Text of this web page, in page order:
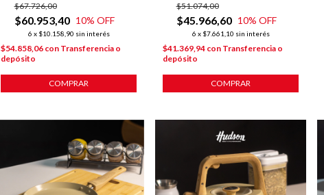
$60.953,40
$67.726,00
10% OFF
6 x $10.158,90 sin interés
$54.858,06 con Transferencia o
depósito
COMPRAR
$45.966,60
$51.074,00
10% OFF
6 x $7.661,10 sin interés
$41.369,94 con Transferencia o
depósito
COMPRAR